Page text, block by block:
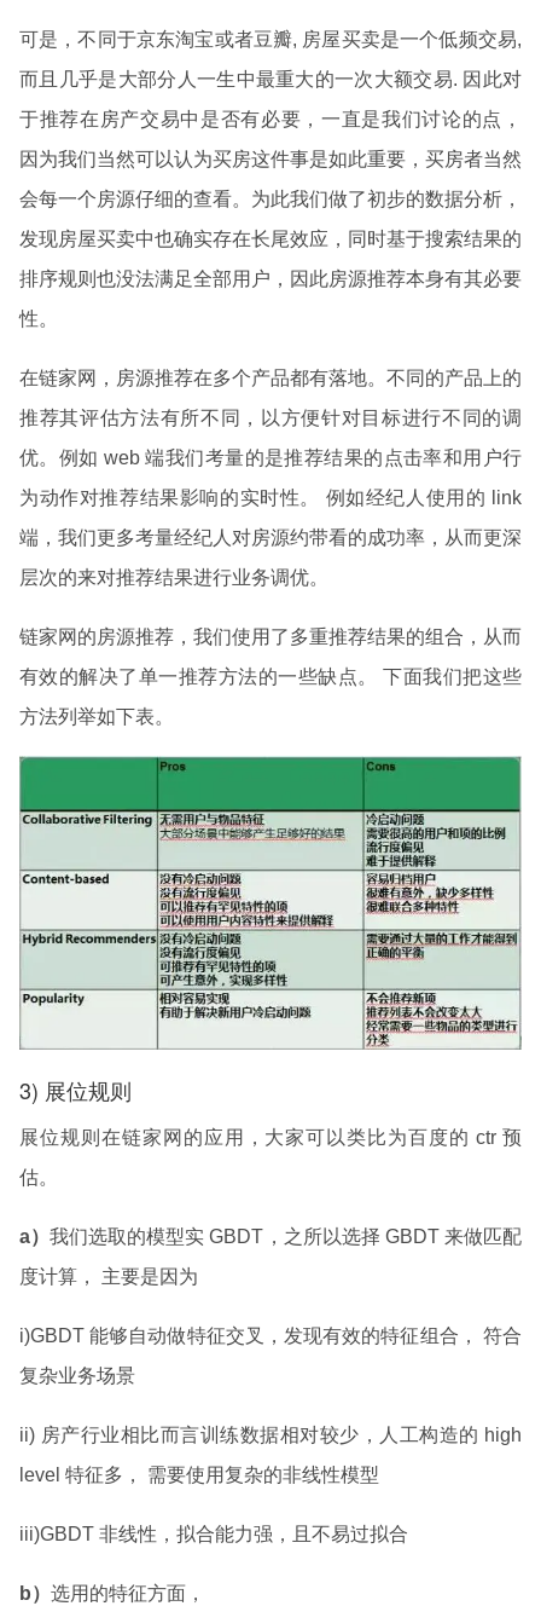
可是，不同于京东淘宝或者豆瓣, 房屋买卖是一个低频交易,
而且几乎是大部分人一生中最重大的一次大额交易. 因此对
于推荐在房产交易中是否有必要，一直是我们讨论的点，
因为我们当然可以认为买房这件事是如此重要，买房者当然
会每一个房源仔细的查看。为此我们做了初步的数据分析，
发现房屋买卖中也确实存在长尾效应，同时基于搜索结果的
排序规则也没法满足全部用户，因此房源推荐本身有其必要
性。
在链家网，房源推荐在多个产品都有落地。不同的产品上的
推荐其评估方法有所不同，以方便针对目标进行不同的调
优。例如 web 端我们考量的是推荐结果的点击率和用户行
为动作对推荐结果影响的实时性。 例如经纪人使用的 link
端，我们更多考量经纪人对房源约带看的成功率，从而更深
层次的来对推荐结果进行业务调优。
链家网的房源推荐，我们使用了多重推荐结果的组合，从而
有效的解决了单一推荐方法的一些缺点。 下面我们把这些
方法列举如下表。
3) 展位规则
展位规则在链家网的应用，大家可以类比为百度的 ctr 预
估。
a）我们选取的模型实 GBDT，之所以选择 GBDT 来做匹配
度计算， 主要是因为
i)GBDT 能够自动做特征交叉，发现有效的特征组合， 符合
复杂业务场景
ii) 房产行业相比而言训练数据相对较少，人工构造的 high
level 特征多， 需要使用复杂的非线性模型
iii)GBDT 非线性，拟合能力强，且不易过拟合
b） 选用的特征方面，